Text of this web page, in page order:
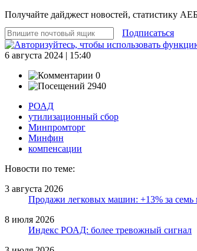
Получайте дайджест новостей, статистику
Подписаться
6 августа 2024 | 15:40
0
2940
РОАД
утилизационный сбор
Минпромторг
Минфин
компенсации
Новости по теме:
3 августа 2026
Продажи легковых машин: +13% за семь
8 июля 2026
Индекс РОАД: более тревожный сигнал